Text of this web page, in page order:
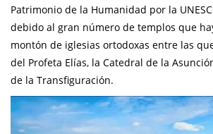
Patrimonio de la Humanidad por la
debido al gran número de templos que
montón de iglesias ortodoxas entre las
del Profeta Elías, la Catedral de la
de la Transfiguración.